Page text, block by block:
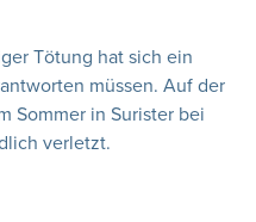
Tötung hat sich ein
müssen. Auf der
Sommer in Surister bei
verletzt.